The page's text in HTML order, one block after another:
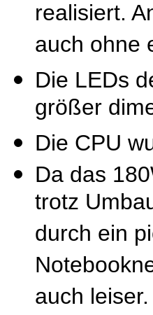
realisiert.
auch ohne
Die LEDs
größer
Die CPU
Da das
trotz
durch ein
auch leiser.